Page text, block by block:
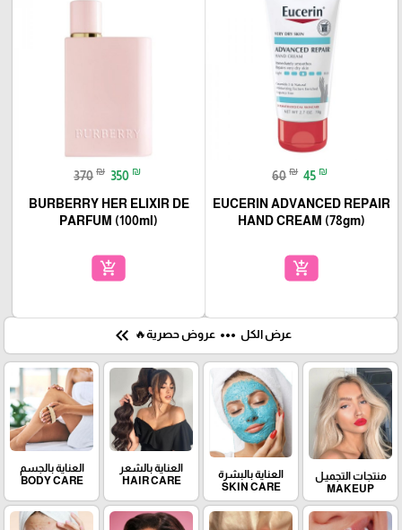
60 ₪ 45 ₪
EUCERIN ADVANCED REPAIR
HAND CREAM (78gm)
add_shopping_cart
370 ₪ 350 ₪
BURBERRY HER ELIXIR DE
PARFUM (100ml)
add_shopping_cart
عرض الكل more_horiz عروض حصرية🔥 keyboard_double_arrow_left
منتجات التجميـل
MAKEUP
العناية بالبشرة
SKIN CARE
العناية بالشعر
HAIR CARE
العناية بالجسم
BODY CARE